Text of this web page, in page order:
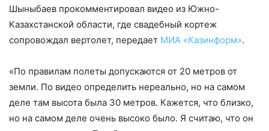
Шыныбаев прокомментировал видео из Южно-
Казахстанской области, где свадебный кортеж
сопровождал вертолет, передает МИА «Казинформ».
«По правилам полеты допускаются от 20 метров от
земли. По видео определить нереально, но на самом
деле там высота была 30 метров. Кажется, что близко,
но на самом деле очень высоко было. Я считаю, что он